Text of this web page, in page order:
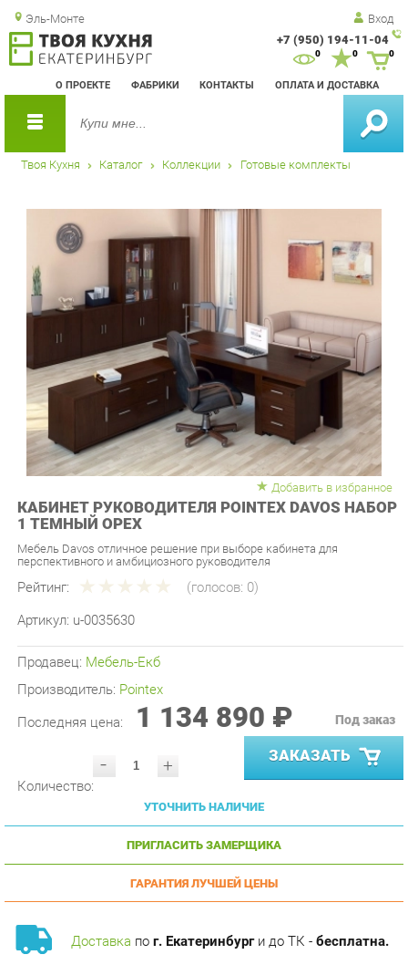
Эль-Монте Вход
+7 (950) 194-11-04
О ПРОЕКТЕ ФАБРИКИ КОНТАКТЫ ОПЛАТА И ДОСТАВКА
0 0
Твоя Кухня Каталог Коллекции Готовые комплекты
Добавить в избранное
КАБИНЕТ РУКОВОДИТЕЛЯ POINTEX DAVOS НАБОР
1 ТЕМНЫЙ ОРЕХ
Мебель Davos отличное решение при выборе кабинета для
Рейтинг: (голосов:0)
Артикул: u-0035630
Производитель:Pointex
Последняя цена: 1 134 890 ₽
- ЗАКАЗАТЬ
УТОЧНИТЬ НАЛИЧИЕ
ПРИГЛАСИТЬ ЗАМЕРЩИКА
ГАРАНТИЯ ЛУЧШЕЙ ЦЕНЫ
Доставкапог. Екатеринбурги до ТК -бесплатна.